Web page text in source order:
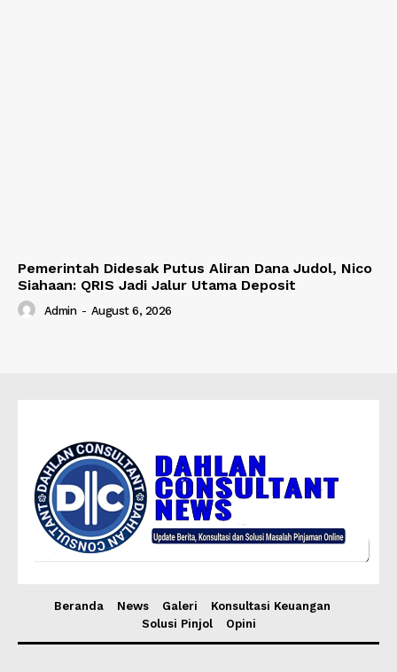
Pemerintah Didesak Putus Aliran Dana Judol, Nico
Siahaan: QRIS Jadi Jalur Utama Deposit
Admin - August 6, 2026
Beranda News Galeri
Konsultasi Keuangan
Solusi Pinjol
Opini